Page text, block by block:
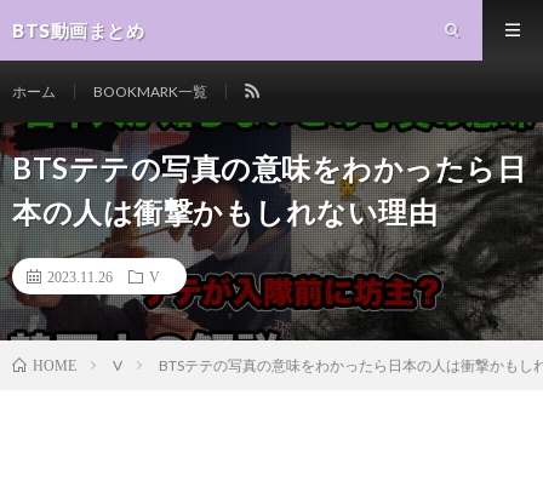
BTS動画まとめ
ホーム BOOKMARK一覧
BTSテテの写真の意味をわかったら日
本の人は衝撃かもしれない理由
2023.11.26 V
HOME V BTSテテの写真の意味をわかったら日本の人は衝撃かもし